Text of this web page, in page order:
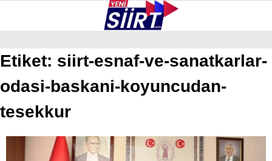
GALERİ VİDEO YAZARLAR
Etiket: siirt-esnaf-ve-sanatkarlar-
odasi-baskani-koyuncudan-
tesekkur